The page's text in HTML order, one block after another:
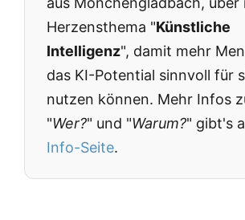
Herzensthema "Künstliche
Intelligenz", damit mehr
das KI-Potential sinnvoll für
nutzen können. Mehr Infos
"Wer?" und "Warum?" gibt's
Info-Seite.